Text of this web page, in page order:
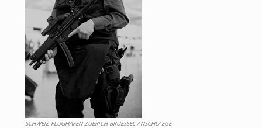
SCHWEIZ FLUGHAFEN ZUERICH BRUESSEL ANSCHLAEGE